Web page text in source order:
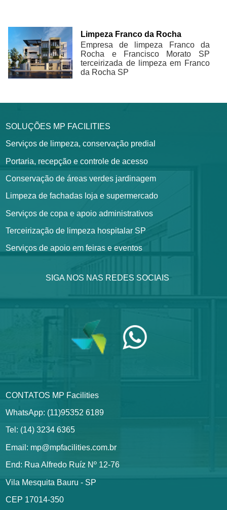
Limpeza Franco da Rocha
Empresa de limpeza Franco da
Rocha e Francisco Morato SP
terceirizada de limpeza em Franco
da Rocha SP
SOLUÇÕES MP FACILITIES
Serviços de limpeza, conservação predial
Portaria, recepção e controle de acesso
Conservação de áreas verdes jardinagem
Limpeza de fachadas loja e supermercado
Serviços de copa e apoio administrativos
Terceirização de limpeza hospitalar SP
Serviços de apoio em feiras e eventos
SIGA NOS NAS REDES SOCIAIS
CONTATOS MP Facilities
WhatsApp: (11)95352 6189
Tel: (14) 3234 6365
Email: mp@mpfacilities.com.br
End: Rua Alfredo Ruíz Nº 12-76
Vila Mesquita Bauru - SP
CEP 17014-350